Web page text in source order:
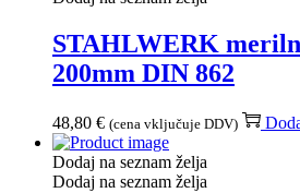
STAHLWERK
200mm DIN 862
48,80 € (cena vključuje DDV)
Dodaj na seznam želja
Dodaj na seznam želja